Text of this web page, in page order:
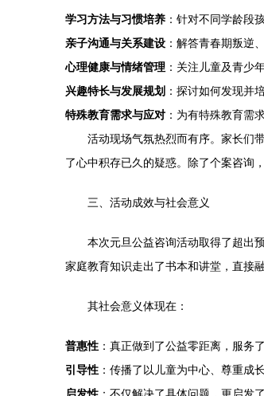
学习方法与习惯培养 ：针对不同学龄段
亲子沟通与关系建设 ：解答青春期叛逆
心理健康与情绪管理 ：关注儿童及青少
兴趣特长与发展规划 ：探讨如何发现并
特殊教育需求与应对 ：为有特殊教育需
活动现场气氛热烈而有序。家长们
了心中积存已久的疑惑。除了个案咨询
三、活动成效与社会意义
本次元旦公益咨询活动取得了超出
家庭教育知识走出了书本和讲堂，直接
其社会意义体现在：
普惠性 ：真正做到了公益零距离，服务
引导性 ：传播了以儿童为中心、尊重成